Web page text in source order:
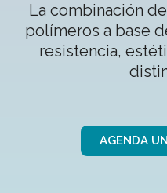
La combinación
polímeros a base
resistencia,
AGENDA